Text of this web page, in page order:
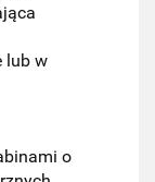
lub w
o